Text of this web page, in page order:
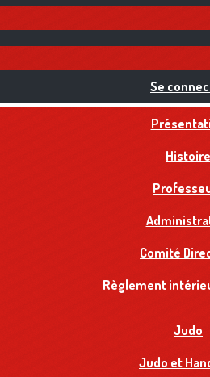
Se
Histoire
Comité
Règlement
Judo
Judo et